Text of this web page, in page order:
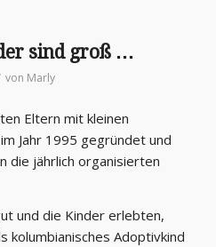
sind groß …
von Marly
Eltern mit kleinen
Jahr 1995 gegründet und
die jährlich organisierten
und die Kinder erlebten,
kolumbianisches Adoptivkind